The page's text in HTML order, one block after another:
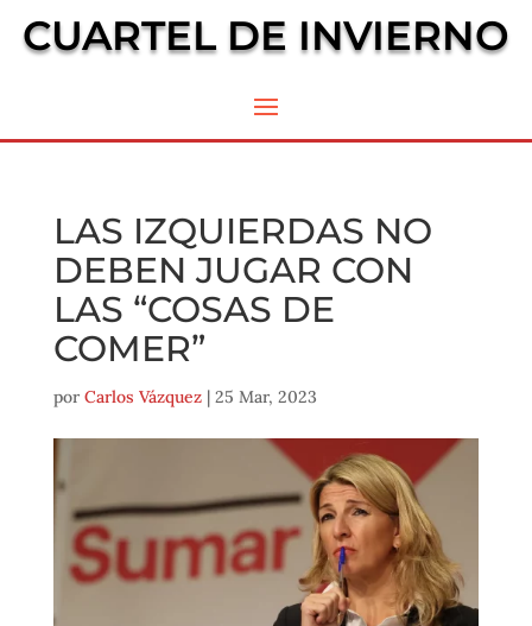
CUARTEL DE INVIERNO
LAS IZQUIERDAS NO
DEBEN JUGAR CON
LAS “COSAS DE
COMER”
por Carlos Vázquez| 25 Mar, 2023